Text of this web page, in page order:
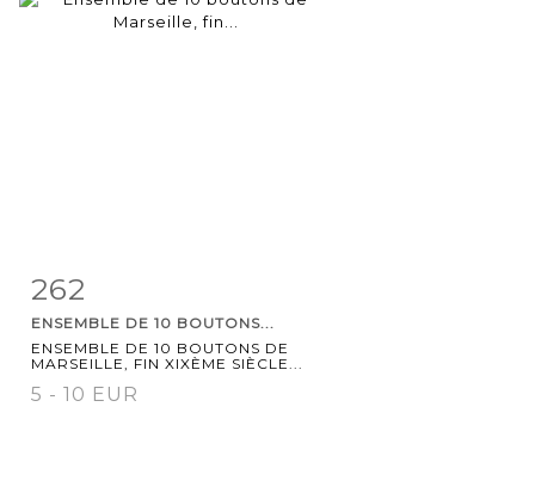
Fiche
262
ENSEMBLE DE 10 BOUTONS...
ENSEMBLE DE 10 BOUTONS DE
MARSEILLE, FIN XIXÈME SIÈCLE...
5 - 10 EUR